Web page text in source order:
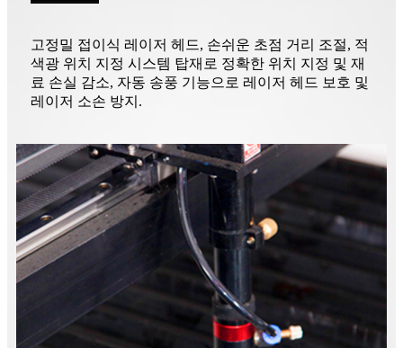
고정밀 접이식 레이저 헤드, 손쉬운 초점 거리 조절, 적
색광 위치 지정 시스템 탑재로 정확한 위치 지정 및 재
료 손실 감소, 자동 송풍 기능으로 레이저 헤드 보호 및
레이저 소손 방지.